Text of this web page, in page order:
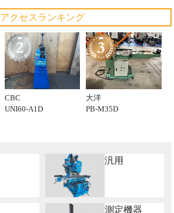
アクセスランキング
CBC
UNI60-A1D
大洋
PB-M35D
汎用
測定機器